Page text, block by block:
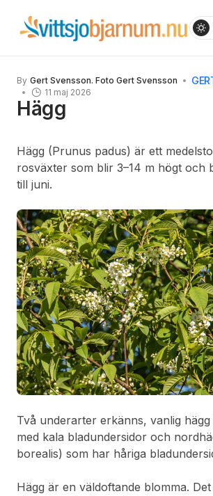
By Gert Svensson. Foto Gert Svensson
11 maj 2026
Hägg
Hägg (Prunus padus) är ett
rosväxter som blir 3–14 m högt och
till juni.
Två underarter erkänns, vanlig hägg
med kala bladundersidor och
borealis) som har håriga
Hägg är en väldoftande blomma.